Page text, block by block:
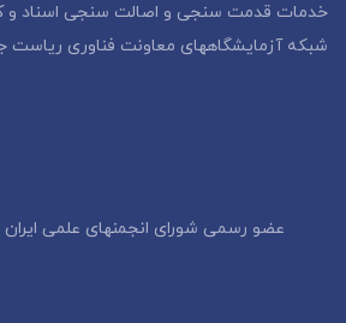
خدمات قدمت سنجی و اصالت سنجی اسناد و
شبکه آزمایشگاههای معاونت فناوری ریاست
عضو رسمی شورای انجمنهای علمی ایران